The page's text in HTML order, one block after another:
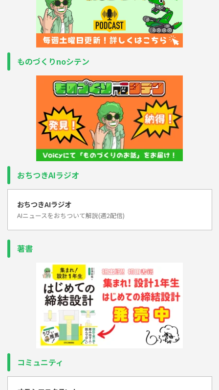
ものづくりnoシテン
おちつきAIラジオ
おちつきAIラジオ
AIニュースをおちついて解説(週2配信)
著書
コミュニティ